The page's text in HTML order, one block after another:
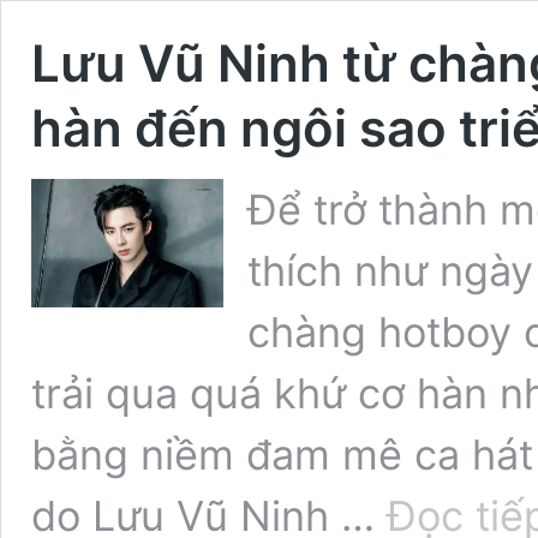
Lưu Vũ Ninh từ
hàn đến ngôi sao
Để trở thành
thích như
chàng hotboy
trải qua quá khứ cơ hàn
bằng niềm đam mê ca
do Lưu Vũ Ninh …Đọc